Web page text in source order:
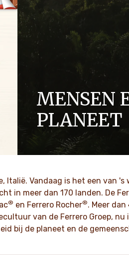
MENSEN
PLANEET
Als een familiebedrijf zijn
respect, integriteit en
ONTDEK MEER
Italië. Vandaag is het een van
in meer dan 170 landen. De
® en Ferrero Rocher®. Meer
van de Ferrero Groep,
bij de planeet en de